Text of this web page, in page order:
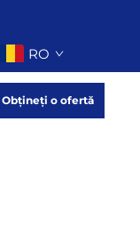
RO
Obțineți o ofertă